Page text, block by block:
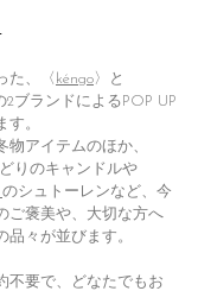
た、〈 kéngo〉と
2ブランドによるPOP UP
す。
アイテムのほか、
りのキャンドルや
のシュトーレンなど、今
ご褒美や、大切な方へ
品々が並びます。
不要で、どなたでもお